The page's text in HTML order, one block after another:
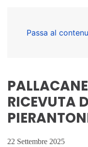
Passa al
RICEVUTA
22 Settembre 2025